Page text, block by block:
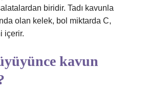
biridir. Tadı kavunla
olan kelek, bol miktarda C,
içerir.
kavun